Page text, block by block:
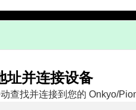
址并连接设备
查找并连接到您的 Onkyo/